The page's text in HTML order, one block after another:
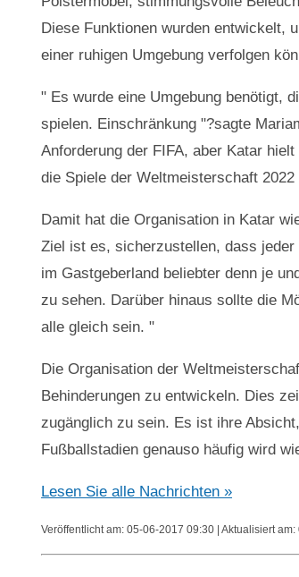
Diese Funktionen wurden entwickelt,
einer ruhigen Umgebung verfolgen
" Es wurde eine Umgebung benötigt,
spielen. Einschränkung "?sagte
Anforderung der FIFA, aber Katar
die Spiele der Weltmeisterschaft
Damit hat die Organisation in Katar
Ziel ist es, sicherzustellen, dass
im Gastgeberland beliebter denn je
zu sehen. Darüber hinaus sollte die
alle gleich sein. "
Die Organisation der
Behinderungen zu entwickeln. Dies
zugänglich zu sein. Es ist ihre
Fußballstadien genauso häufig wird
Lesen Sie alle Nachrichten »
Veröffentlicht am: 05-06-2017 09:30 | Aktualisiert